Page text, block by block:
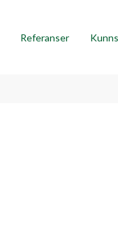
Referanser